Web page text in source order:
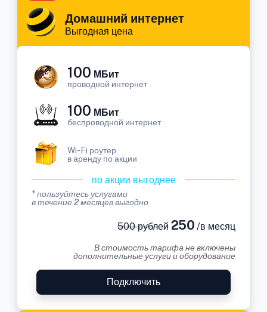
Домашний интернет
Выгодная цена
100 МБит
проводной интернет
100 МБит
беспроводной интернет
Wi-Fi роутер
в аренду по акции
по акции выгоднее
* пользуйтесь услугами
в течение 2 месяцев выгодно
500 рублей250 /в месяц
В стоимость тарифа не включены
дополнительные услуги и оборудование
Подключить